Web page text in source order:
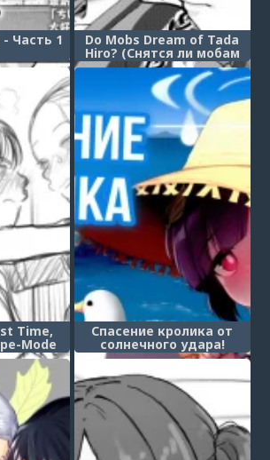
- Часть 1 Do Mobs Dream of Tada
Hiro? (Снятся ли мобам
сны о Тада Хиро?)
Time,
Mode
to
Darling
раза
силах
Спасение кролика от
солнечного удара!
(RABBIT's Heat Stroke
Prevention!)